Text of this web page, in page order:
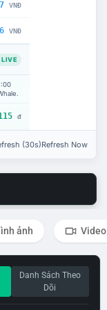
VNĐ
VNĐ
LIVE
đ
(30s)Refresh Now
ảnh Video
Danh Sách Theo
Dõi